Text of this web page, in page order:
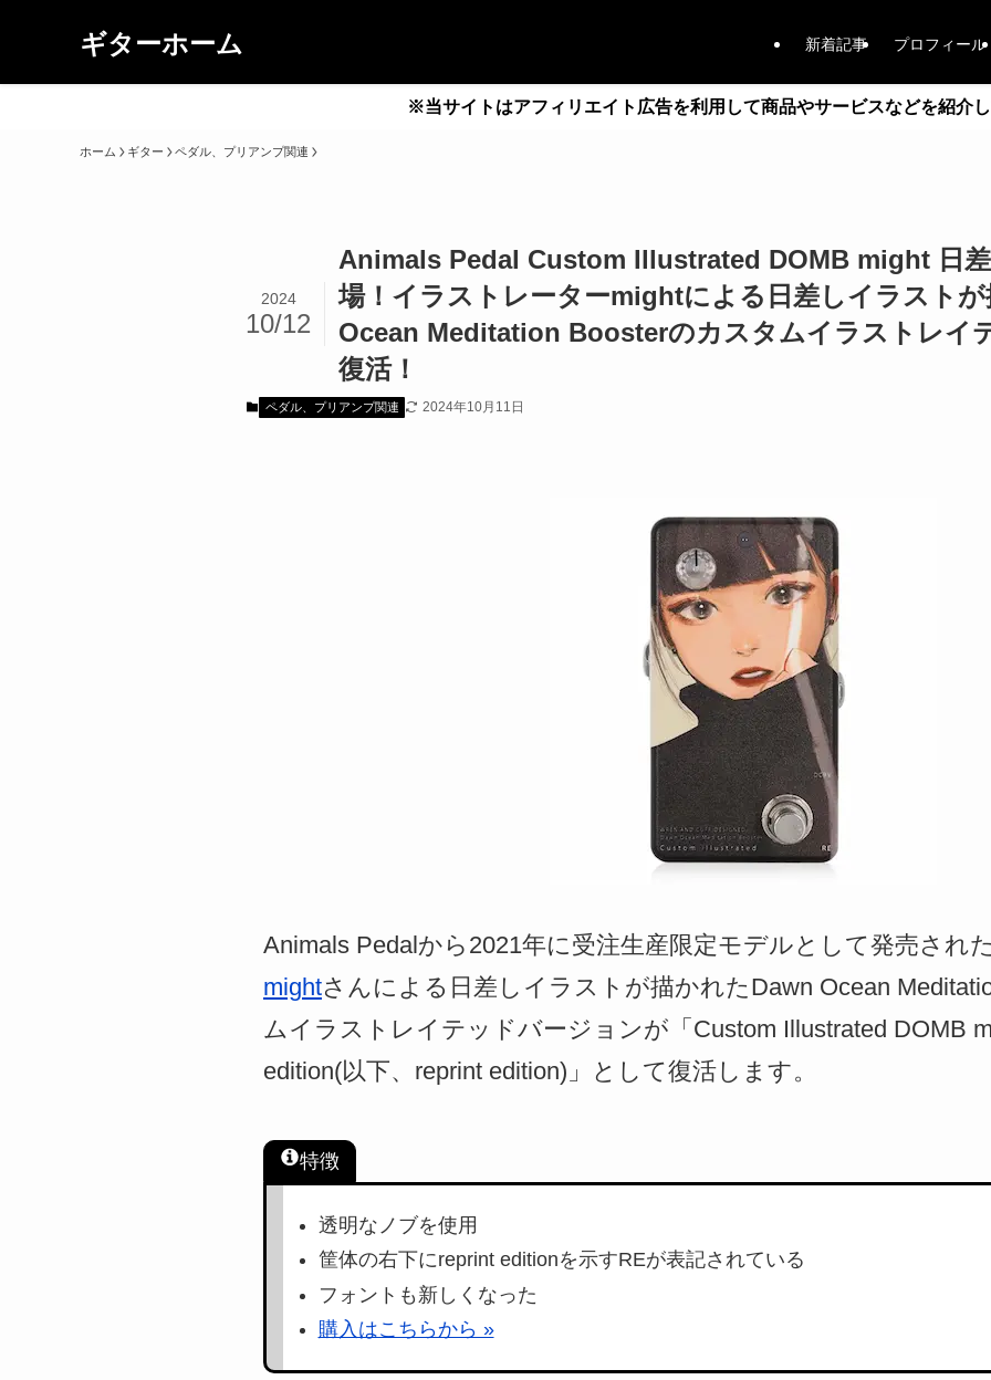
ギターホーム 新着記事 プロフィール
※当サイトはアフィリエイト広告を利用して商品やサービスなどを紹介し
ホーム ギター ペダル、プリアンプ関連
Animals Pedal Custom Illustrated DOMB might 日
場！イラストレーターmightによる日差しイラスト
Ocean Meditation Boosterのカスタムイラストレイ
復活！
2024
10/12
ペダル、プリアンプ関連 2024年10月11日
Animals Pedalから2021年に受注生産限定モデルとして発売され
mightさんによる日差しイラストが描かれたDawn Ocean
ムイラストレイテッドバージョンが「Custom Illustrated DOMB
edition(以下、reprint edition)」として復活します。
特徴
透明なノブを使用
筐体の右下にreprint editionを示すREが表記されている
フォントも新しくなった
購入はこちらから »